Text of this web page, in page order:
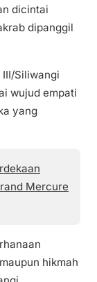
dicintai
dipanggil
Siliwangi
wujud empati
yang
Mercure
hikmah